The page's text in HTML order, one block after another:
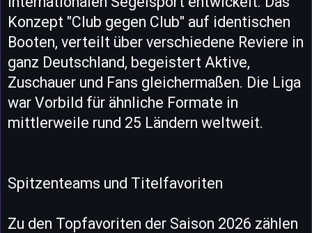
Konzept "Club gegen Club" auf identischen
Booten, verteilt über verschiedene Reviere in
ganz Deutschland, begeistert Aktive,
Zuschauer und Fans gleichermaßen. Die Liga
war Vorbild für ähnliche Formate in
mittlerweile rund 25 Ländern weltweit.
Spitzenteams und Titelfavoriten
Zu den Topfavoriten der Saison 2026 zählen